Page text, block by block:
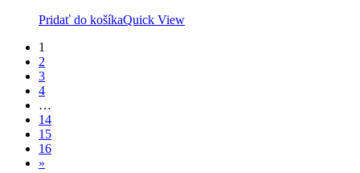
Pridať do košíkaQuick View
1
2
3
4
…
14
15
16
»